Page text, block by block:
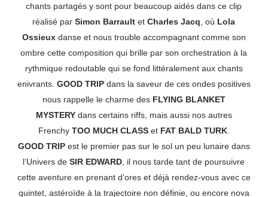
chants partagés y sont pour beaucoup aidés dans ce clip
réalisé parSimon BarraultetCharles Jacq , où Lola
Ossieuxdanse et nous trouble accompagnant comme son
ombre cette composition qui brille par son orchestration à la
rythmique redoutable qui se fond littéralement aux chants
enivrants. GOOD TRIPdans la saveur de ces ondes positives
nous rappelle le charme des FLYING BLANKET
MYSTERYdans certains riffs, mais aussi nos autres
Frenchy TOO MUCH CLASSet FAT BALD TURK.
GOOD TRIPest le premier pas sur le sol un peu lunaire dans
l’Univers deSIR EDWARD , il nous tarde tant de poursuivre
cette aventure en prenant d’ores et déjà rendez-vous avec ce
quintet, astéroïde à la trajectoire non définie, ou encore nova